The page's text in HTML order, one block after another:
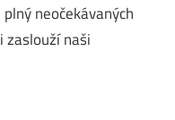
neočekávaných
zaslouží naši